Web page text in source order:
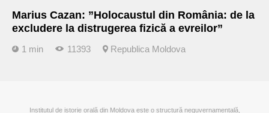
Marius Cazan: ”Holocaustul din România: de la
excludere la distrugerea fizică a evreilor”
1 min 11393 Republica Moldova
Institutul de istorie orală din Moldova este o structură neguvernamentală,